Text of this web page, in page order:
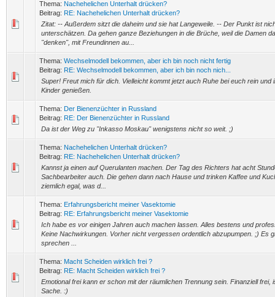
Thema: Nachehelichen Unterhalt drücken?
Beitrag: RE: Nachehelichen Unterhalt drücken?
Zitat: -- Außerdem sitzt die daheim und sie hat Langeweile. -- Der Punkt ist
unterschätzen. Da gehen ganze Beziehungen in die Brüche, weil die Damen
"denken", mit Freundinnen au...
Thema: Wechselmodell bekommen, aber ich bin noch nicht fertig
Beitrag: RE: Wechselmodell bekommen, aber ich bin noch nich...
Super! Freut mich für dich. Vielleicht kommt jetzt auch Ruhe bei euch rein und
Kinder genießen.
Thema: Der Bienenzüchter in Russland
Beitrag: RE: Der Bienenzüchter in Russland
Da ist der Weg zu "Inkasso Moskau" wenigstens nicht so weit. ;)
Thema: Nachehelichen Unterhalt drücken?
Beitrag: RE: Nachehelichen Unterhalt drücken?
Kannst ja einen auf Querulanten machen. Der Tag des Richters hat acht
Sachbearbeiter auch. Die gehen dann nach Hause und trinken Kaffee und
ziemlich egal, was d...
Thema: Erfahrungsbericht meiner Vasektomie
Beitrag: RE: Erfahrungsbericht meiner Vasektomie
Ich habe es vor einigen Jahren auch machen lassen. Alles bestens und
Keine Nachwirkungen. Vorher nicht vergessen ordentlich abzupumpen. ;) Es
sprechen ...
Thema: Macht Scheiden wirklich frei ?
Beitrag: RE: Macht Scheiden wirklich frei ?
Emotional frei kann er schon mit der räumlichen Trennung sein. Finanziell frei,
Sache. :)